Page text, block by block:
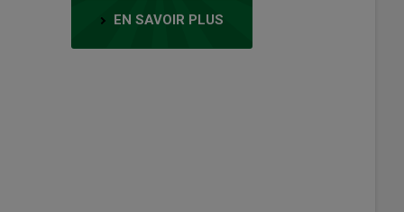
EN SAVOIR PLUS